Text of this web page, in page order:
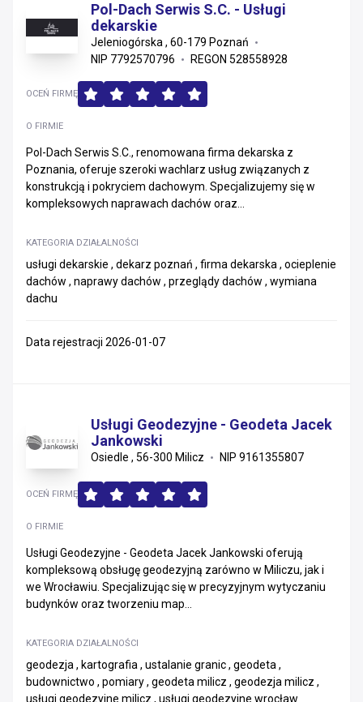
Pol-Dach Serwis S.C. - Usługi
dekarskie
Jeleniogórska , 60-179 Poznań
NIP 7792570796
REGON 528558928
O FIRMIE
Pol-Dach Serwis S.C., renomowana firma dekarska z
Poznania, oferuje szeroki wachlarz usług związanych z
konstrukcją i pokryciem dachowym. Specjalizujemy się w
kompleksowych naprawach dachów oraz...
KATEGORIA DZIAŁALNOŚCI
usługi dekarskie , dekarz poznań , firma dekarska , ocieplenie
dachów , naprawy dachów , przeglądy dachów , wymiana
dachu
OCEŃ FIRMĘ
Data rejestracji 2026-01-07
Usługi Geodezyjne - Geodeta Jacek
Jankowski
Osiedle , 56-300 Milicz NIP 9161355807
O FIRMIE
Usługi Geodezyjne - Geodeta Jacek Jankowski oferują
kompleksową obsługę geodezyjną zarówno w Miliczu, jak i
we Wrocławiu. Specjalizując się w precyzyjnym wytyczaniu
budynków oraz tworzeniu map...
KATEGORIA DZIAŁALNOŚCI
geodezja , kartografia , ustalanie granic , geodeta ,
budownictwo , pomiary , geodeta milicz , geodezja milicz ,
usługi geodezyjne milicz , usługi geodezyjne wrocław
OCEŃ FIRMĘ